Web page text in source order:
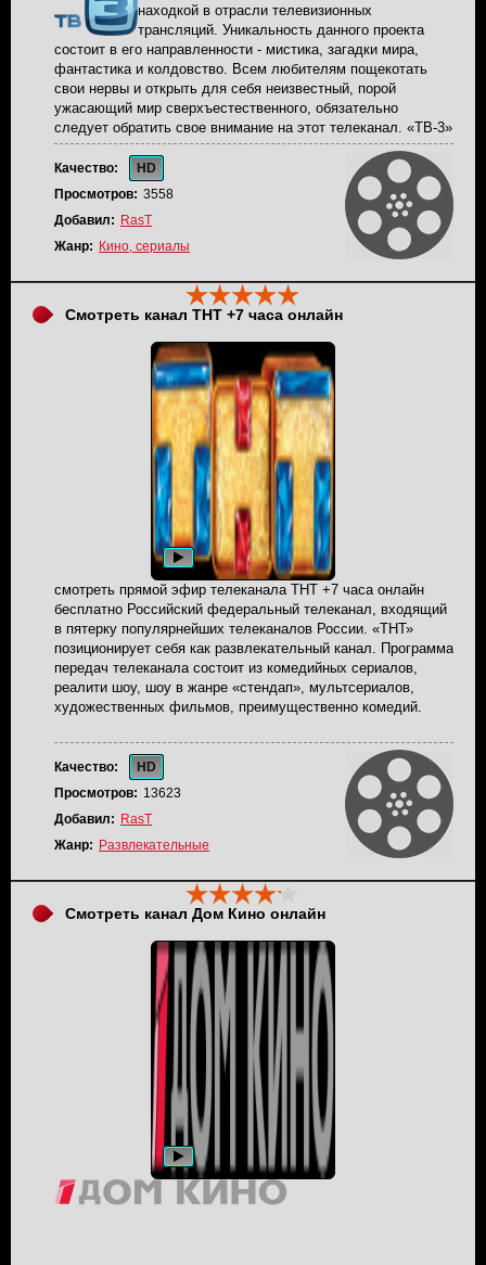
находкой в отрасли телевизионных
трансляций. Уникальность данного проекта
состоит в его направленности - мистика, загадки мира,
фантастика и колдовство. Всем любителям пощекотать
свои нервы и открыть для себя неизвестный, порой
ужасающий мир сверхъестественного, обязательно
следует обратить свое внимание на этот телеканал. «ТВ-3»
появился сравнительно недавно и считается еще молодым
детищем холдинга «ПрофМедиа ТВ». Транслируясь на
просторах нашей большой родины с 2006 года, он
постоянно завоевывает все большую армию поклонников.
Высоким рейтингам некоторых передач канала могут
позавидовать акулы телевизионного вещания.
Качество:
HD
Просмотров: 3558
Добавил: RasT
Жанр: Кино, сериалы
Смотреть канал ТНТ +7 часа онлайн
смотреть прямой эфир телеканала ТНТ +7 часа онлайн
бесплатно Российский федеральный телеканал, входящий
в пятерку популярнейших телеканалов России. «ТНТ»
позиционирует себя как развлекательный канал. Программа
передач телеканала состоит из комедийных сериалов,
реалити шоу, шоу в жанре «стендап», мультсериалов,
художественных фильмов, преимущественно комедий.
Качество:
HD
Просмотров: 13623
Добавил: RasT
Жанр: Развлекательные
Смотреть канал Дом Кино онлайн